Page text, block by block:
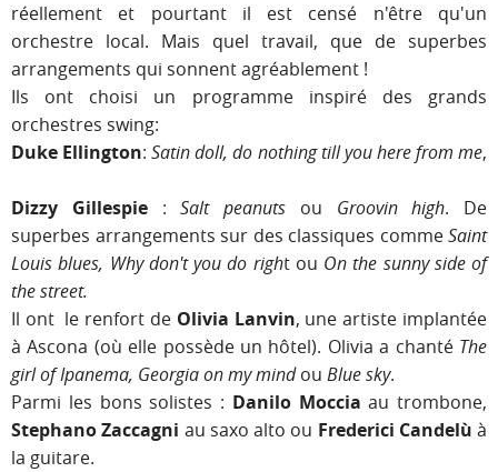
réellement et pourtant il est censé n'être qu'un
orchestre local. Mais quel travail, que de superbes
arrangements qui sonnent agréablement !
Ils ont choisi un programme inspiré des grands
orchestres swing:
Duke Ellington:Satin doll, do nothing till you here from me,
Dizzy Gillespie:Salt peanuts ou Groovin high. De
superbes arrangements sur des classiques commeSaint
Louis blues, Why don't you do right ou On the sunny side of
the street.
Il ont le renfort de Olivia Lanvin, une artiste implantée
à Ascona (où elle possède un hôtel). Olivia a chanté The
girl of Ipanema, Georgia on my mindou Blue sky.
Parmi les bons solistes : Danilo Moccia au trombone,
Stephano Zaccagni au saxo alto ou Frederici Candelù à
la guitare.